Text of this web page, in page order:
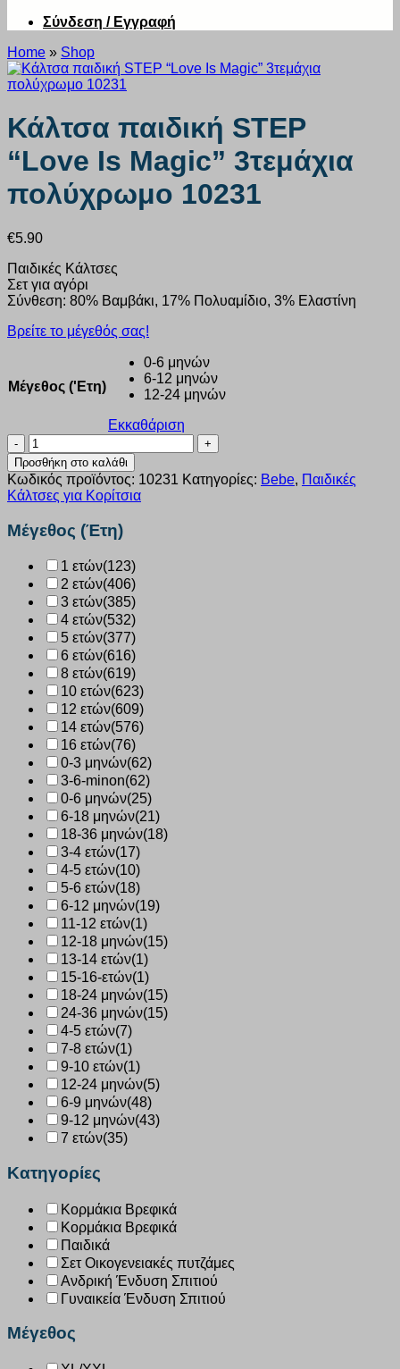
Σύνδεση / Εγγραφή
Home » Shop
Κάλτσα παιδική STEP
“Love Is Magic” 3τεμάχια
πολύχρωμο 10231
€5.90
Παιδικές Κάλτσες
Σετ για αγόρι
Σύνθεση: 80% Βαμβάκι, 17% Πολυαμίδιο, 3% Ελαστίνη
Βρείτε το μέγεθός σας!
Μέγεθος ('Ετη)
0-6 μηνών
6-12 μηνών
12-24 μηνών
Εκκαθάριση
Κάλτσα
παιδική
STEP
“Love
Is
Magic”
3τεμάχια
10231
ποσότητα
Προσθήκη στο καλάθι
Κωδικός προϊόντος: 10231 Κατηγορίες: Bebe, Παιδικές
Κάλτσες για Κορίτσια
Μέγεθος (Έτη)
1 ετών(123)
2 ετών(406)
3 ετών(385)
4 ετών(532)
5 ετών(377)
6 ετών(616)
8 ετών(619)
10 ετών(623)
12 ετών(609)
14 ετών(576)
16 ετών(76)
0-3 μηνών(62)
3-6-minon(62)
0-6 μηνών(25)
6-18 μηνών(21)
18-36 μηνών(18)
3-4 ετών(17)
4-5 ετών(10)
5-6 ετών(18)
6-12 μηνών(19)
11-12 ετών(1)
12-18 μηνών(15)
13-14 ετών(1)
15-16-ετών(1)
18-24 μηνών(15)
24-36 μηνών(15)
4-5 ετών(7)
7-8 ετών(1)
9-10 ετών(1)
12-24 μηνών(5)
6-9 μηνών(48)
9-12 μηνών(43)
7 ετών(35)
Κατηγορίες
Κορμάκια Βρεφικά
Κορμάκια Βρεφικά
Παιδικά
Σετ Οικογενειακές πυτζάμες
Ανδρική Ένδυση Σπιτιού
Γυναικεία Ένδυση Σπιτιού
Μέγεθος